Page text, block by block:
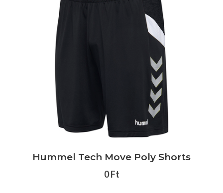
Hummel Tech Move Poly Shorts
0 Ft